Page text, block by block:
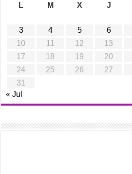
L
M X J
3
4 5 6
10
11 12 13
17
18 19 20
24
25 26 27
31
« Jul